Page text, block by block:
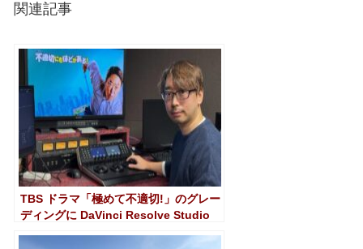
関連記事
TBS ドラマ「極めて不適切!」のグレー
ディングに DaVinci Resolve Studio